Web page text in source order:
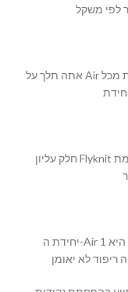
אתה תלך על Air ותרגיש קל יותר ממנו – הנעל הזו שוקלת פחות מכל
חלק עליון Flyknit נמתח ותומך יוצר חזותי בולטת, חלקה, נושמת
יחידת ה-Air 1 חלקה הראשונה שפועלת לכל אורך הנעל, היא